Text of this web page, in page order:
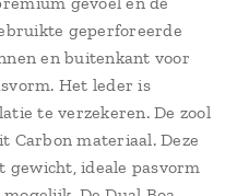
geperforeerde
en buitenkant voor
Het leder is
te verzekeren. De zool
Carbon materiaal. Deze
gewicht, ideale pasvorm